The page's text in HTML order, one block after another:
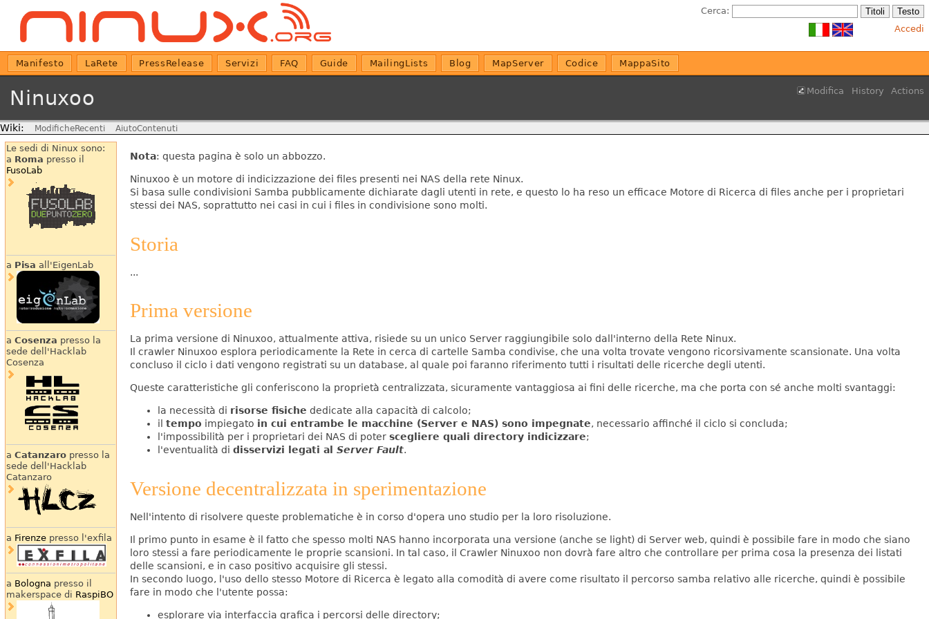
Cerca:
Accedi
Manifesto LaRete PressRelease Servizi FAQ Guide MailingLists Blog MapServer Codice MappaSito
Modifica History Actions
Ninuxoo
Wiki: ModificheRecenti AiutoContenuti
Le sedi di Ninux sono:
a Roma presso il
FusoLab
a Pisa all'EigenLab
a Cosenza presso la
sede dell'Hacklab
Cosenza
a Catanzaropresso la
sede dell'Hacklab
Catanzaro
a Firenzepresso l'exfila
a Bologna presso il
makerspace di RaspiBO
Nota: questa pagina è solo un abbozzo.
Ninuxoo è un motore di indicizzazione dei files presenti nei NAS della rete Ninux.
Si basa sulle condivisioni Samba pubblicamente dichiarate dagli utenti in rete, e questo lo ha reso un efficace Motore di Ricerca di files anche per i proprietari
stessi dei NAS, soprattutto nei casi in cui i files in condivisione sono molti.
Storia
...
Prima versione
La prima versione di Ninuxoo, attualmente attiva, risiede su un unico Server raggiungibile solo dall'interno della Rete Ninux.
Il crawler Ninuxoo esplora periodicamente la Rete in cerca di cartelle Samba condivise, che una volta trovate vengono ricorsivamente scansionate. Una volta
concluso il ciclo i dati vengono registrati su un database, al quale poi faranno riferimento tutti i risultati delle ricerche degli utenti.
Queste caratteristiche gli conferiscono la proprietà centralizzata, sicuramente vantaggiosa ai fini delle ricerche, ma che porta con sé anche molti svantaggi:
la necessità di risorse fisiche dedicate alla capacità di calcolo;
il tempo impiegato in cui entrambe le macchine (Server e NAS) sono impegnate, necessario affinché il ciclo si concluda;
l'impossibilità per i proprietari dei NAS di poter scegliere quali directory indicizzare;
l'eventualità di disservizi legati al Server Fault.
Versione decentralizzata in sperimentazione
Nell'intento di risolvere queste problematiche è in corso d'opera uno studio per la loro risoluzione.
Il primo punto in esame è il fatto che spesso molti NAS hanno incorporata una versione (anche se light) di Server web, quindi è possibile fare in modo che siano
loro stessi a fare periodicamente le proprie scansioni. In tal caso, il Crawler Ninuxoo non dovrà fare altro che controllare per prima cosa la presenza dei listati
delle scansioni, e in caso positivo acquisire gli stessi.
In secondo luogo, l'uso dello stesso Motore di Ricerca è legato alla comodità di avere come risultato il percorso samba relativo alle ricerche, quindi è possibile
fare in modo che l'utente possa:
esplorare via interfaccia grafica i percorsi delle directory;